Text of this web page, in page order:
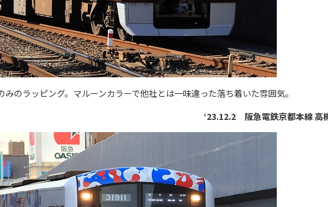
のラッピング。マルーンカラーで他社とは一味違った落ち着いた雰囲気。
‘23.12.2 阪急電鉄京都本線 高